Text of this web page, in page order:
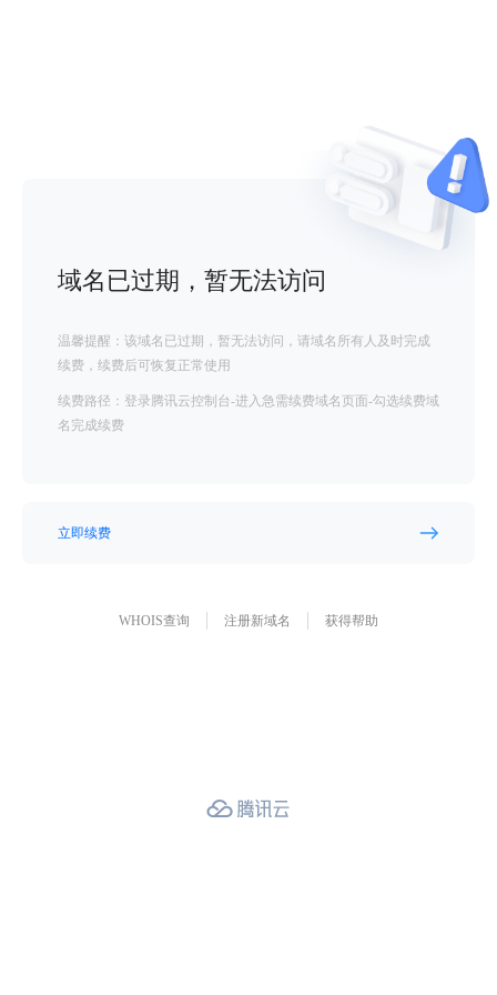
域名已过期，暂无法访问
温馨提醒：该域名已过期，暂无法访问，请域名所有人及时完成
续费，续费后可恢复正常使用
续费路径：登录腾讯云控制台-进入急需续费域名页面-勾选续费域
名完成续费
立即续费
WHOIS查询 注册新域名 获得帮助